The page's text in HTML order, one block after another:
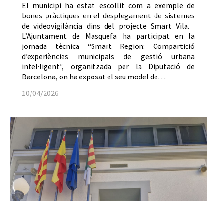
El municipi ha estat escollit com a exemple de
bones pràctiques en el desplegament de sistemes
de videovigilància dins del projecte Smart Vila.
L’Ajuntament de Masquefa ha participat en la
jornada tècnica “Smart Region: Compartició
d’experiències municipals de gestió urbana
intel·ligent”, organitzada per la Diputació de
Barcelona, on ha exposat el seu model de…
10/04/2026